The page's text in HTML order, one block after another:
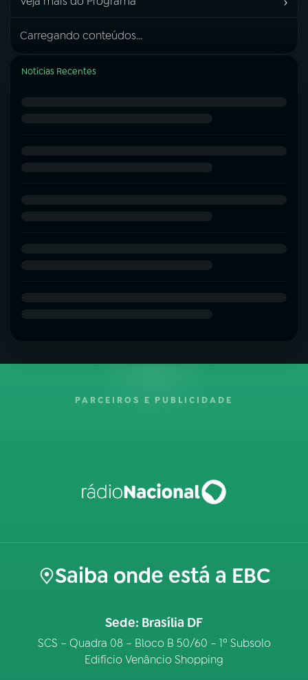
Carregando conteúdos...
Notícias Recentes
PARCEIROS E PUBLICIDADE
Saiba onde está a EBC
Sede: Brasília DF
SCS – Quadra 08 – Bloco B 50/60 – 1º Subsolo
Edifício Venâncio Shopping